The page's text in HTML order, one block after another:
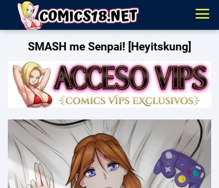
SMASH me Senpai! [Heyitskung]